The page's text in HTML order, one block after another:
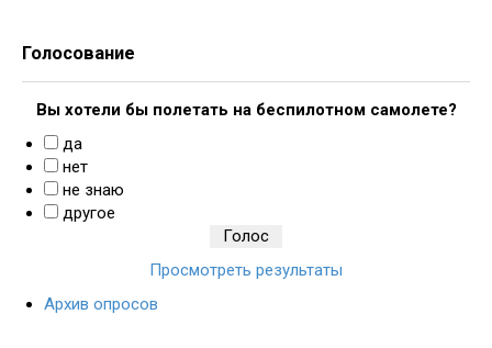
Голосование
Вы хотели бы полетать на беспилотном самолете?
да
нет
не знаю
другое
Просмотреть результаты
Архив опросов